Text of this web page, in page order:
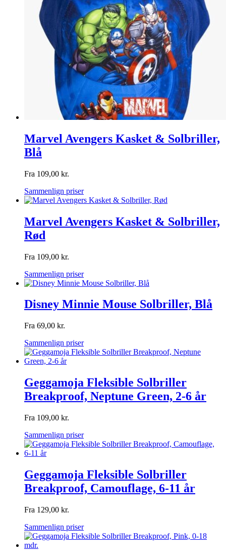
Marvel Avengers Kasket & Solbriller,
Blå
Fra 109,00 kr.
Sammenlign priser
Marvel Avengers Kasket & Solbriller,
Rød
Fra 109,00 kr.
Sammenlign priser
Disney Minnie Mouse Solbriller, Blå
Fra 69,00 kr.
Sammenlign priser
Geggamoja Fleksible Solbriller
Breakproof, Neptune Green, 2-6 år
Fra 109,00 kr.
Sammenlign priser
Geggamoja Fleksible Solbriller
Breakproof, Camouflage, 6-11 år
Fra 129,00 kr.
Sammenlign priser